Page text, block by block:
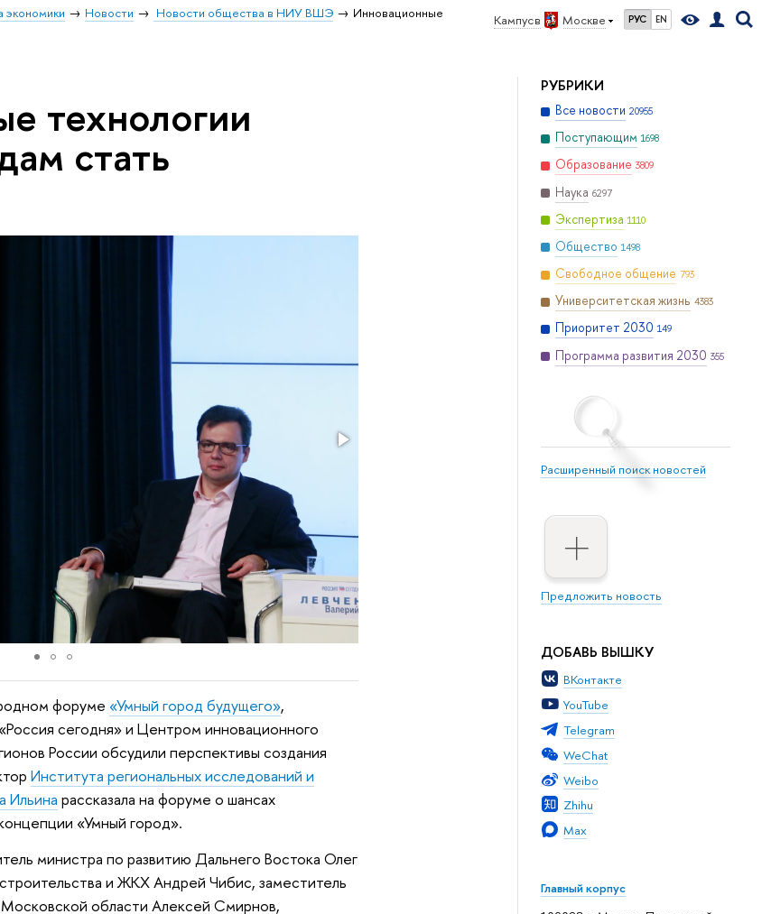
Кампус в Москве РУС EN
экономики Новости Новости общества в НИУ ВШЭ
Инновационные
РУБРИКИ
Все новости 20955
Поступающим 1698
Образование 3809
Наука 6297
Экспертиза 1110
Общество 1498
Свободное общение 793
Университетская жизнь 4383
Приоритет 2030 149
Программа развития 2030 355
Расширенный поиск новостей
Предложить новость
ДОБАВЬ ВЫШКУ
ВКонтакте
YouTube
Telegram
WeChat
Weibo
Zhihu
Max
Главный корпус
технологии
стать
форуме «Умный город будущего»,
сегодня» и Центром инновационного
России обсудили перспективы создания
Института региональных исследований и
Ильина рассказала на форуме о шансах
«Умный город».
министра по развитию Дальнего Востока Олег
и ЖКХ Андрей Чибис, заместитель
области Алексей Смирнов,